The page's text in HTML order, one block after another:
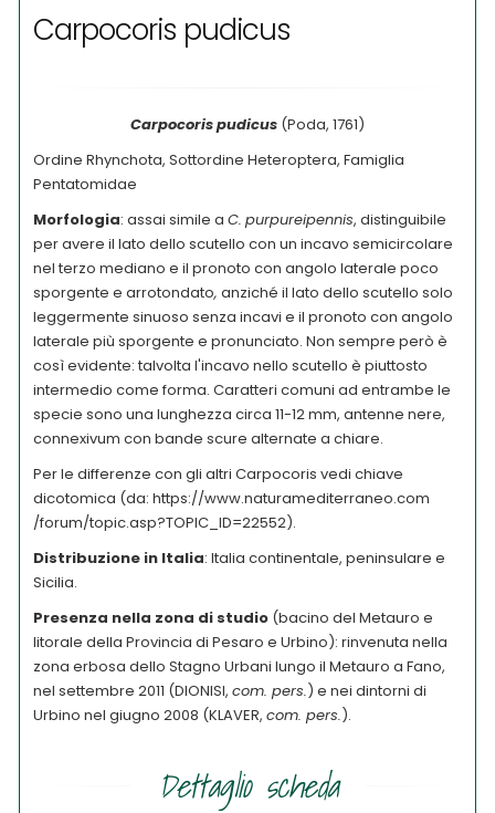
Carpocoris pudicus
Carpocoris pudicus (Poda, 1761)
Ordine Rhynchota, Sottordine Heteroptera, Famiglia
Pentatomidae
Morfologia: assai simile a C. purpureipennis, distinguibile
per avere il lato dello scutello con un incavo semicircolare
nel terzo mediano e il pronoto con angolo laterale poco
sporgente e arrotondato, anziché il lato dello scutello solo
leggermente sinuoso senza incavi e il pronoto con angolo
laterale più sporgente e pronunciato. Non sempre però è
così evidente: talvolta l'incavo nello scutello è piuttosto
intermedio come forma. Caratteri comuni ad entrambe le
specie sono una lunghezza circa 11-12 mm, antenne nere,
connexivum con bande scure alternate a chiare.
Per le differenze con gli altri Carpocoris vedi chiave
dicotomica (da: https://www.naturamediterraneo.com
/forum/topic.asp?TOPIC_ID=22552).
Distribuzione in Italia: Italia continentale, peninsulare e
Sicilia.
Presenza nella zona di studio (bacino del Metauro e
litorale della Provincia di Pesaro e Urbino): rinvenuta nella
zona erbosa dello Stagno Urbani lungo il Metauro a Fano,
nel settembre 2011 (DIONISI, com. pers.) e nei dintorni di
Urbino nel giugno 2008 (KLAVER, com. pers.).
Dettaglio scheda